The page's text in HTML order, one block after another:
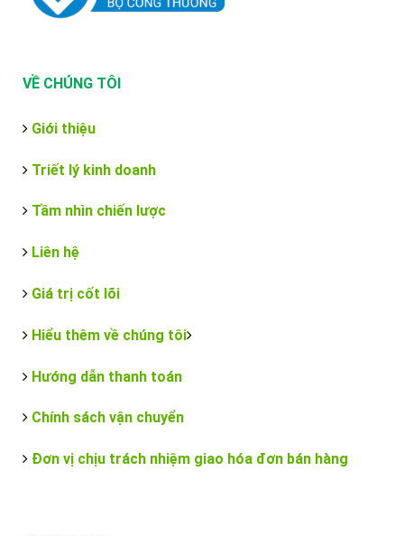
VỀ CHÚNG TÔI
Giới thiệu
Triết lý kinh doanh
Tầm nhìn chiến lược
Liên hệ
Giá trị cốt lõi
Hiểu thêm về chúng tôi
Hướng dẫn thanh toán
Chính sách vận chuyển
Đơn vị chịu trách nhiệm giao hóa đơn bán hàng